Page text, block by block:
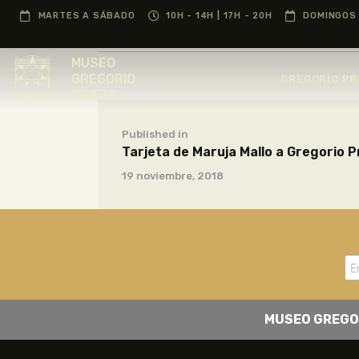
MARTES A SÁBADO 10H - 14H | 17H - 20H
MUSEO
Published in
Tarjeta de Maruja Mallo a Gregorio
19 noviembre, 2018
MUSEO